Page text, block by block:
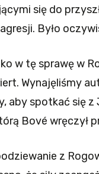
się do
Było
w tę sprawę w
Wynajęliśmy
aby spotkać się
Bové wręczył
z